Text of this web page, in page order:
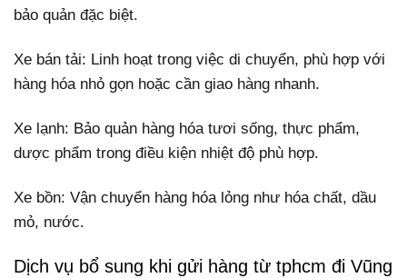
bảo quản đặc biệt.
Xe bán tải: Linh hoạt trong việc di chuyển, phù hợp với
hàng hóa nhỏ gọn hoặc cần giao hàng nhanh.
Xe lạnh: Bảo quản hàng hóa tươi sống, thực phẩm,
dược phẩm trong điều kiện nhiệt độ phù hợp.
Xe bồn: Vận chuyển hàng hóa lỏng như hóa chất, dầu
mỏ, nước.
Dịch vụ bổ sung khi gửi hàng từ tphcm đi Vũng